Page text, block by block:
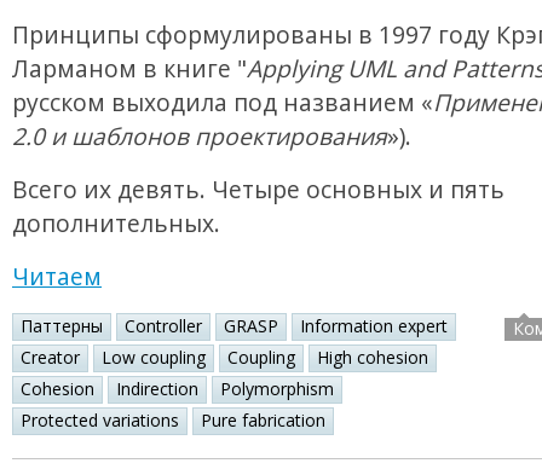
Принципы сформулированы в 1997 году
Ларманом в книге "Applying UML and
русском выходила под названием «
2.0 и шаблонов проектирования»).
Всего их девять. Четыре основных и пять
дополнительных.
Читаем
Паттерны Controller GRASP
Information expert
Creator
Low coupling Coupling
High cohesion
Cohesion
Indirection
Polymorphism
Protected variations
Pure fabrication